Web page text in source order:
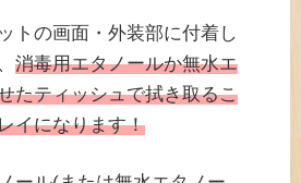
トの画面・外装部に付着し
消毒用エタノールか無水エ
たティッシュで拭き取るこ
イになります！